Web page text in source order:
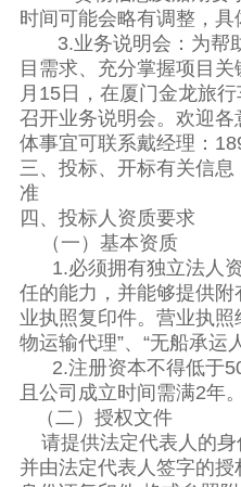
时间可能会略有调整，具
3.业务说明会：为帮
目需求、充分掌握项目
月15日，在厦门金龙旅
召开业务说明会。欢迎
体事宜可联系戴经理：
三、投标、开标有关信
准
四、投标人资质要求
（一）基本资质
1.必须拥有独立法人
任的能力，并能够提供
业执照复印件。营业执
物运输代理”、“无船承运
2.注册资本不得低于
且公司成立时间需满2年。
（二）授权文件
请提供法定代表人的身
并由法定代表人签字的